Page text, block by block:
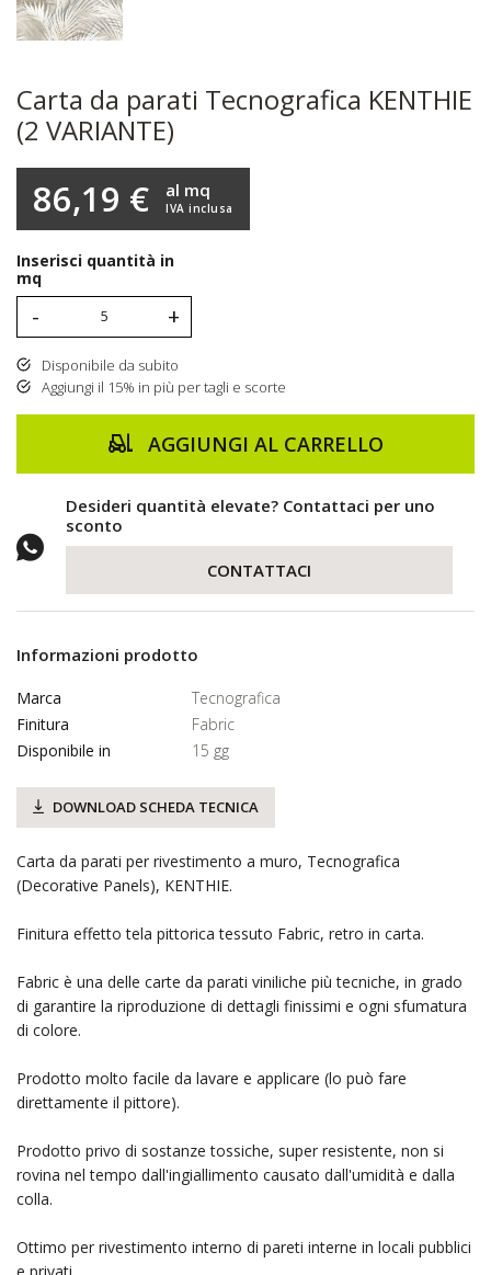
Carta da parati Tecnografica KENTHIE
(2 VARIANTE)
86,19 € IVA inclusa
al mq
Inserisci quantità in
mq
- +
Disponibile da subito
Aggiungi il 15% in più per tagli e scorte
AGGIUNGI AL CARRELLO
Desideri quantità elevate? Contattaci per uno
sconto
CONTATTACI
Informazioni prodotto
Marca
Tecnografica
Finitura
Fabric
Disponibile in
15 gg
DOWNLOAD SCHEDA TECNICA
Carta da parati per rivestimento a muro, Tecnografica
(Decorative Panels), KENTHIE.
Finitura effetto tela pittorica tessuto Fabric, retro in carta.
Fabric è una delle carte da parati viniliche più tecniche, in grado
di garantire la riproduzione di dettagli finissimi e ogni sfumatura
di colore.
Prodotto molto facile da lavare e applicare (lo può fare
direttamente il pittore).
Prodotto privo di sostanze tossiche, super resistente, non si
rovina nel tempo dall'ingiallimento causato dall'umidità e dalla
colla.
Ottimo per rivestimento interno di pareti interne in locali pubblici
e privati.